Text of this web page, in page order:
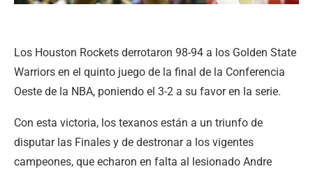
Los Houston Rockets derrotaron 98-94 a los Golden State
Warriors en el quinto juego de la final de la Conferencia
Oeste de la NBA, poniendo el 3-2 a su favor en la serie.
Con esta victoria, los texanos están a un triunfo de
disputar las Finales y de destronar a los vigentes
campeones, que echaron en falta al lesionado Andre